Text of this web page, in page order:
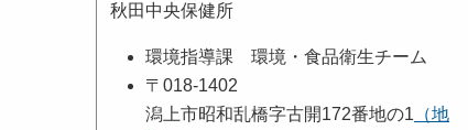
秋田中央保健所
環境指導課 環境・食品衛生チーム
〒018-1402
潟上市昭和乱橋字古開172番地の1 （地